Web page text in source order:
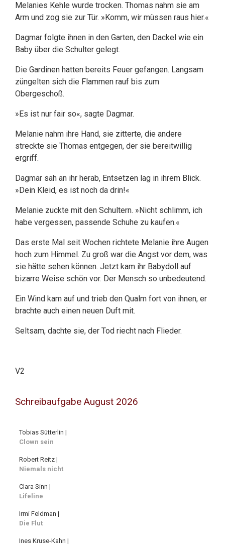
Melanies Kehle wurde trocken. Thomas nahm sie am
Arm und zog sie zur Tür. »Komm, wir müssen raus hier.«
Dagmar folgte ihnen in den Garten, den Dackel wie ein
Baby über die Schulter gelegt.
Die Gardinen hatten bereits Feuer gefangen. Langsam
züngelten sich die Flammen rauf bis zum
Obergeschoß.
»Es ist nur fair so«, sagte Dagmar.
Melanie nahm ihre Hand, sie zitterte, die andere
streckte sie Thomas entgegen, der sie bereitwillig
ergriff.
Dagmar sah an ihr herab, Entsetzen lag in ihrem Blick.
»Dein Kleid, es ist noch da drin!«
Melanie zuckte mit den Schultern. »Nicht schlimm, ich
habe vergessen, passende Schuhe zu kaufen.«
Das erste Mal seit Wochen richtete Melanie ihre Augen
hoch zum Himmel. Zu groß war die Angst vor dem, was
sie hätte sehen können. Jetzt kam ihr Babydoll auf
bizarre Weise schön vor. Der Mensch so unbedeutend.
Ein Wind kam auf und trieb den Qualm fort von ihnen, er
brachte auch einen neuen Duft mit.
Seltsam, dachte sie, der Tod riecht nach Flieder.
V2
Schreibaufgabe August 2026
Tobias Sütterlin |
Clown sein
Robert Reitz |
Niemals nicht
Clara Sinn |
Lifeline
Irmi Feldman |
Die Flut
Ines Kruse-Kahn |